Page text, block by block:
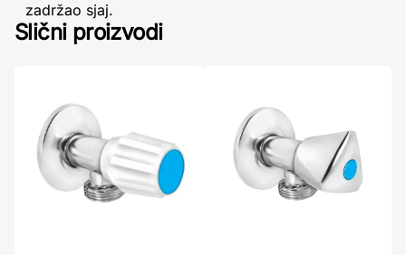
zadržao sjaj.
Slični proizvodi